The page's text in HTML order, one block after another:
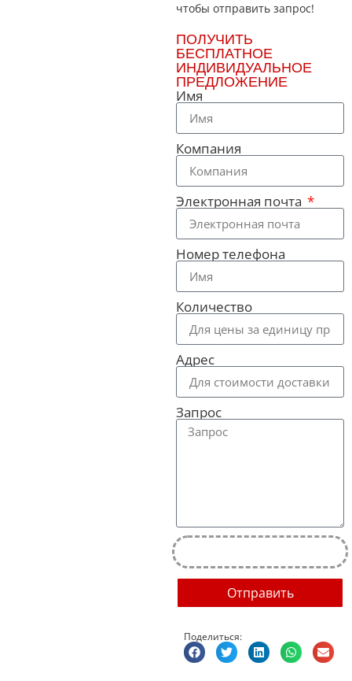
чтобы отправить запрос!
ПОЛУЧИТЬ
БЕСПЛАТНОЕ
ИНДИВИДУАЛЬНОЕ
ПРЕДЛОЖЕНИЕ
Имя
Компания
Электронная почта
Номер телефона
Количество
Адрес
Запрос
Отправить
Поделиться: